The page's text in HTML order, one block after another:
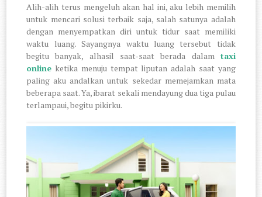
Alih-alih terus mengeluh akan hal ini, aku lebih memilih
untuk mencari solusi terbaik saja, salah satunya adalah
dengan menyempatkan diri untuk tidur saat memiliki
waktu luang. Sayangnya waktu luang tersebut tidak
begitu banyak, alhasil saat-saat berada dalam taxi
online ketika menuju tempat liputan adalah saat yang
paling aku andalkan untuk sekedar memejamkan mata
beberapa saat. Ya, ibarat sekali mendayung dua tiga pulau
terlampaui, begitu pikirku.